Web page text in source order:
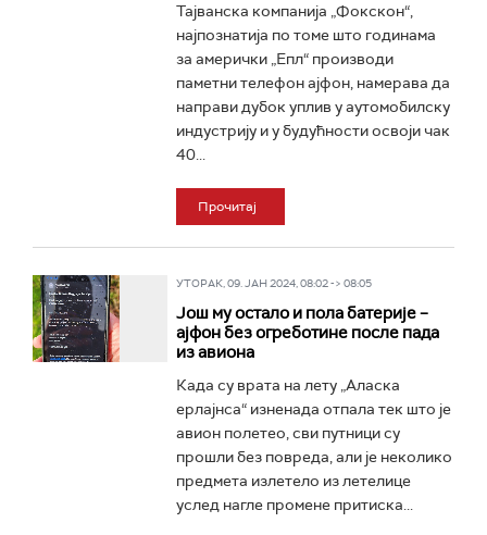
Тајванска компанија „Фокскон“,
најпознатија по томе што годинама
за амерички „Епл“ производи
паметни телефон ајфон, намерава да
направи дубок уплив у аутомобилску
индустрију и у будућности освоји чак
40...
Прочитај
УТОРАК, 09. ЈАН 2024, 08:02 -> 08:05
Још му остало и пола батерије –
ајфон без огреботине после пада
из авиона
Када су врата на лету „Аласка
ерлајнса“ изненада отпала тек што је
авион полетео, сви путници су
прошли без повреда, али је неколико
предмета излетело из летелице
услед нагле промене притиска...